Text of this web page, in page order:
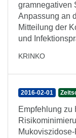
gramnegativen
Anpassung an
Mitteilung der
und
KRINKO
2016-02-01
Empfehlung zu